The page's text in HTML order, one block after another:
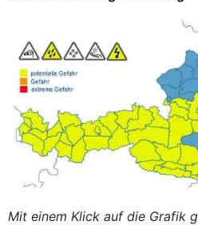
Mit einem Klick auf die Grafik